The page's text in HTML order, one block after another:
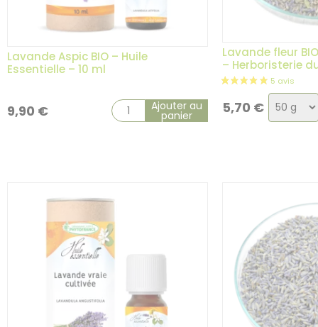
Lavande Aspic BIO – Huile
Essentielle – 10 ml
9,90 € Ajouter au
panier
Lavande fleur
– Herboristerie
5,70 €
Choix
de